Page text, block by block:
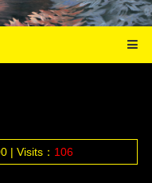
| Visits： 106